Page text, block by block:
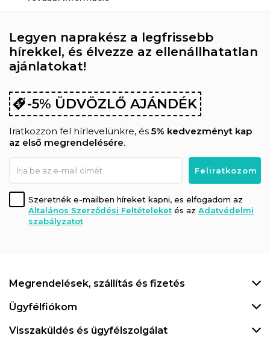
Legyen naprakész a legfrissebb
hírekkel, és élvezze az ellenállhatatlan
ajánlatokat!
-5% ÜDVÖZLŐ AJÁNDÉK
Iratkozzon fel hírlevelünkre, és 5% kedvezményt kap
az első megrendelésére.
Szeretnék e-mailben híreket kapni, es elfogadom az
Általános Szerződési Feltételeket és az Adatvédelmi
szabályzatot
Megrendelések, szállítás és fizetés
Ügyfélfiókom
Visszaküldés és ügyfélszolgálat